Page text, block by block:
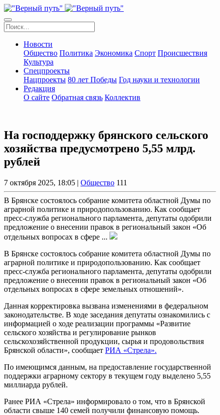
Новости
Общество Политика Экономика Спорт Происшествия
Культура
Спецпроекты
Нацпроекты 80 лет Победы Год науки и технологии
Редакция
О сайте Обратная связь Коллектив
На господдержку брянского сельского
хозяйства предусмотрено 5,55 млрд.
рублей
7 октября 2025, 18:05 | Общество 111
В Брянске состоялось собрание комитета областной Думы по
аграрной политике и природопользованию. Как сообщает
пресс-служба регионального парламента, депутаты одобрили
предложение о внесении правок в региональный закон «Об
отдельных вопросах в сфере ...
В Брянске состоялось собрание комитета областной Думы по
аграрной политике и природопользованию. Как сообщает
пресс-служба регионального парламента, депутаты одобрили
предложение о внесении правок в региональный закон «Об
отдельных вопросах в сфере земельных отношений».
Данная корректировка вызвана изменениями в федеральном
законодательстве. В ходе заседания депутаты ознакомились с
информацией о ходе реализации программы «Развитие
сельского хозяйства и регулирование рынков
сельскохозяйственной продукции, сырья и продовольствия
Брянской области», сообщает РИА «Стрела».
По имеющимся данным, на предоставление государственной
поддержки аграрному сектору в текущем году выделено 5,55
миллиарда рублей.
Ранее РИА «Стрела» информировало о том, что в Брянской
области свыше 140 семей получили финансовую помощь.